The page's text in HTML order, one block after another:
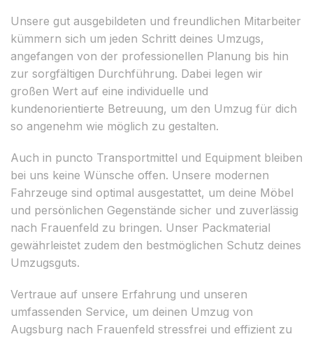
Unsere gut ausgebildeten und freundlichen Mitarbeiter
kümmern sich um jeden Schritt deines Umzugs,
angefangen von der professionellen Planung bis hin
zur sorgfältigen Durchführung. Dabei legen wir
großen Wert auf eine individuelle und
kundenorientierte Betreuung, um den Umzug für dich
so angenehm wie möglich zu gestalten.
Auch in puncto Transportmittel und Equipment bleiben
bei uns keine Wünsche offen. Unsere modernen
Fahrzeuge sind optimal ausgestattet, um deine Möbel
und persönlichen Gegenstände sicher und zuverlässig
nach Frauenfeld zu bringen. Unser Packmaterial
gewährleistet zudem den bestmöglichen Schutz deines
Umzugsguts.
Vertraue auf unsere Erfahrung und unseren
umfassenden Service, um deinen Umzug von
Augsburg nach Frauenfeld stressfrei und effizient zu